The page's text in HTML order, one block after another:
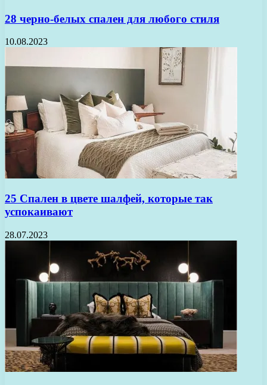
28 черно-белых спален для любого стиля
10.08.2023
25 Спален в цвете шалфей, которые так
успокаивают
28.07.2023